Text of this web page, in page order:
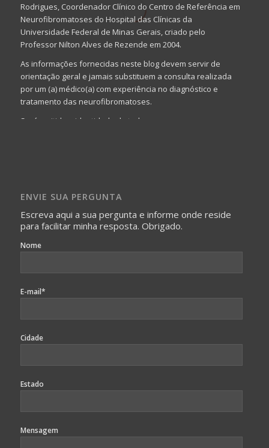
Rodrigues, Coordenador Clínico do Centro de Referência em
Neurofibromatoses do Hospital das Clínicas da
Universidade Federal de Minas Gerais, criado pelo
Professor Nilton Alves de Rezende em 2004.
As informações fornecidas neste blog devem servir de
orientação geral e jamais substituem a consulta realizada
por um (a) médico(a) com experiência no diagnóstico e
tratamento das neurofibromatoses.
Será omitida a identidade de todas as pessoas que
identificação da pessoa fotografada.
ENVIE SUA PERGUNTA
Escreva aqui a sua pergunta e informe onde reside
para facilitar minha resposta. Obrigado.
Nome
E-mail*
Cidade
Estado
Mensagem